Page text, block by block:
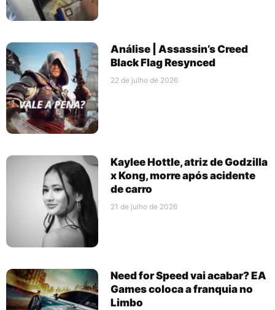
Análise | Assassin’s Creed
Black Flag Resynced
22 de julho de 2026
Kaylee Hottle, atriz de Godzilla
x Kong, morre após acidente
de carro
21 de julho de 2026
Need for Speed vai acabar? EA
Games coloca a franquia no
Limbo